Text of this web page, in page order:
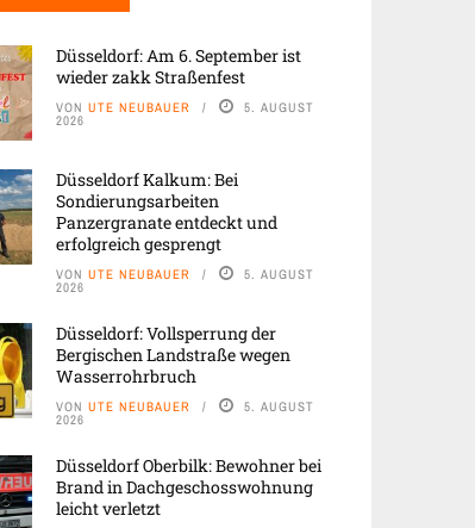
Düsseldorf: Am 6. September ist
wieder zakk Straßenfest
VON UTE NEUBAUER 5. AUGUST
2026
Düsseldorf Kalkum: Bei
Sondierungsarbeiten
Panzergranate entdeckt und
erfolgreich gesprengt
VON UTE NEUBAUER 5. AUGUST
2026
Düsseldorf: Vollsperrung der
Bergischen Landstraße wegen
Wasserrohrbruch
VON UTE NEUBAUER 5. AUGUST
2026
Düsseldorf Oberbilk: Bewohner bei
Brand in Dachgeschosswohnung
leicht verletzt